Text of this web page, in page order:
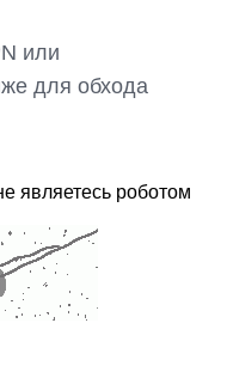
или
для обхода
являетесь роботом